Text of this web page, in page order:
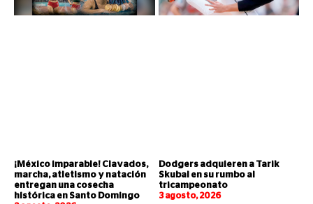
¡México imparable! Clavados,
marcha, atletismo y natación
entregan una cosecha
histórica en Santo Domingo
Dodgers adquieren a Tarik
Skubal en su rumbo al
tricampeonato
3 agosto, 2026